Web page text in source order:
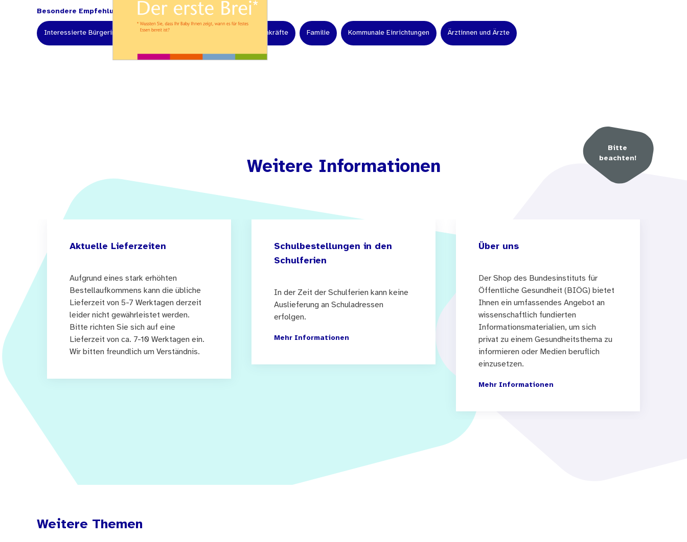
Besondere Empfehlung für:
Interessierte Bürgerinnen und Bürger Fachkräfte Familie Kommunale Einrichtungen Ärztinnen und Ärzte
Bitte
beachten!
Weitere Informationen
Aktuelle Lieferzeiten
Aufgrund eines stark erhöhten
Bestellaufkommens kann die übliche
Lieferzeit von 5-7 Werktagen derzeit
leider nicht gewährleistet werden.
Bitte richten Sie sich auf eine
Lieferzeit von ca. 7-10 Werktagen ein.
Wir bitten freundlich um Verständnis.
Schulbestellungen in den
Schulferien
In der Zeit der Schulferien kann keine
Auslieferung an Schuladressen
erfolgen.
Mehr Informationen
Über uns
Der Shop des Bundesinstituts für
Öffentliche Gesundheit (BIÖG) bietet
Ihnen ein umfassendes Angebot an
wissenschaftlich fundierten
Informationsmaterialien, um sich
privat zu einem Gesundheitsthema zu
informieren oder Medien beruflich
einzusetzen.
Mehr Informationen
Weitere Themen